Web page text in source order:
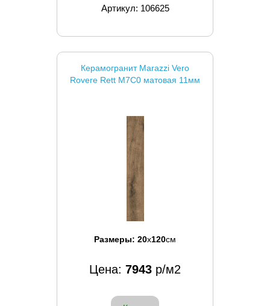
Артикул: 106625
Керамогранит Marazzi Vero
Rovere Rett M7C0 матовая 11мм
Размеры: 20x120см
Цена: 7943 р/м2